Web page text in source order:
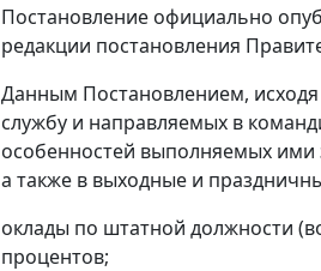
Постановление официально
редакции постановления
Данным Постановлением,
службу и направляемых в
особенностей выполняемых ими
а также в выходные и
оклады по штатной должности
процентов;